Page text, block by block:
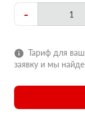
-
Тариф для
заявку и мы